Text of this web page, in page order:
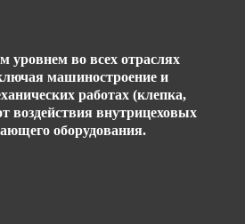
во всех отраслях
машиностроение и
работах (клепка,
воздействия внутрицеховых
оборудования.